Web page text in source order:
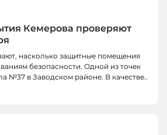
Кемерова проверяют
насколько защитные помещения
безопасности. Одной из точек
№37 в Заводском районе. В качестве..